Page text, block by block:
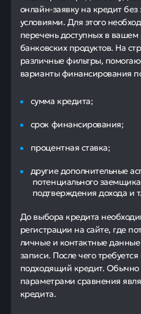
онлайн-заявку на кредит
условиями. Для этого
перечень доступных в
банковских продуктов. На
различные фильтры,
варианты финансирования
сумма кредита;
срок финансирования;
процентная ставка;
другие дополнительные
потенциального
подтверждения дохода и
До выбора кредита
регистрации на сайте, где
личные и контактные
записи. После чего
подходящий кредит.
параметрами сравнения
кредита.